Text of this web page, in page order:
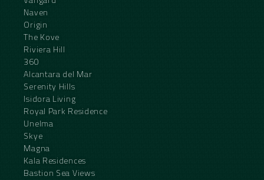
Naven
Origin
The Kove
Riviera Hill
360
Alcantara del Mar
Serenity Hills
Isidora Living
Royal Park Residence
Unelma
Skye
Magna
Kala Residences
Bastion Sea Views